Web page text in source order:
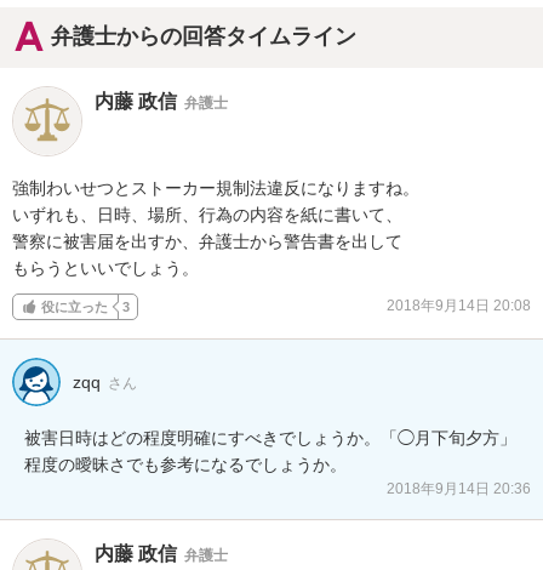
弁護士からの回答タイムライン
内藤 政信 弁護士
強制わいせつとストーカー規制法違反になりますね。
いずれも、日時、場所、行為の内容を紙に書いて、
警察に被害届を出すか、弁護士から警告書を出して
もらうといいでしょう。
役に立った 3 2018年9月14日 20:08
zqq さん
被害日時はどの程度明確にすべきでしょうか。「◯月下旬夕方」
程度の曖昧さでも参考になるでしょうか。
2018年9月14日 20:36
内藤 政信 弁護士